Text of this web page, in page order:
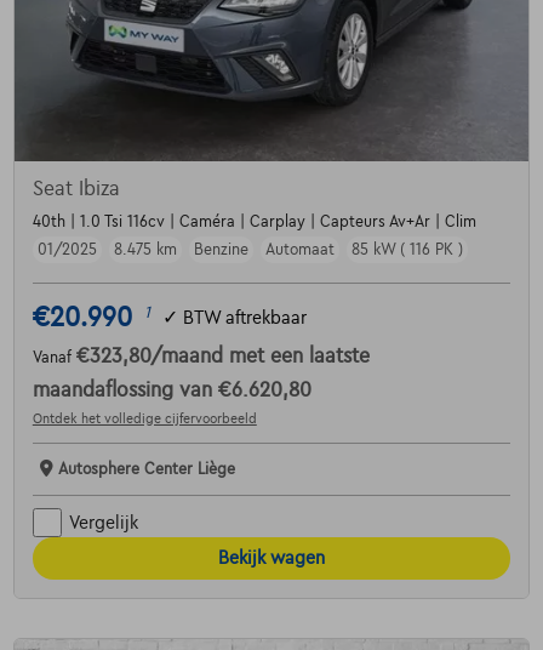
Seat Ibiza
40th | 1.0 Tsi 116cv | Caméra | Carplay | Capteurs Av+Ar | Clim
01/2025
8.475 km Benzine Automaat 85 kW ( 116 PK )
€20.990 1 ✓ BTW aftrekbaar
Vanaf €323,80/maand met een laatste
maandaflossing van €6.620,80
Ontdek het volledige cijfervoorbeeld
Autosphere Center Liège
Vergelijk
Bekijk wagen